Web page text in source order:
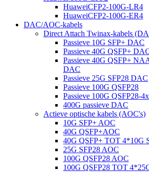
HuaweiCFP2-100G-LR4
HuaweiCFP2-100G-ER4
DAC/AOC-kabels
Direct Attach Twinax-kabels
Passieve 10G SFP+ DAC
Passieve 40G QSFP+
Passieve 40G QSFP+
DAC
Passieve 25G SFP28 DAC
Passieve 100G QSFP28
Passieve 100G QSFP28-
400G passieve DAC
Actieve optische kabels (AOC's)
10G SFP+ AOC
40G QSFP+AOC
40G QSFP+ TOT 4*10G
25G SFP28 AOC
100G QSFP28 AOC
100G QSFP28 TOT